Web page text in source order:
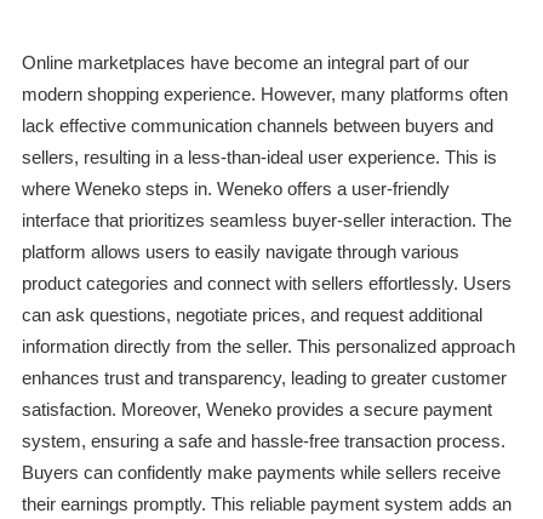
Online marketplaces have become an integral part of our
modern shopping experience. However, many platforms often
lack effective communication channels between buyers and
sellers, resulting in a less-than-ideal user experience. This is
where Weneko steps in. Weneko offers a user-friendly
interface that prioritizes seamless buyer-seller interaction. The
platform allows users to easily navigate through various
product categories and connect with sellers effortlessly. Users
can ask questions, negotiate prices, and request additional
information directly from the seller. This personalized approach
enhances trust and transparency, leading to greater customer
satisfaction. Moreover, Weneko provides a secure payment
system, ensuring a safe and hassle-free transaction process.
Buyers can confidently make payments while sellers receive
their earnings promptly. This reliable payment system adds an